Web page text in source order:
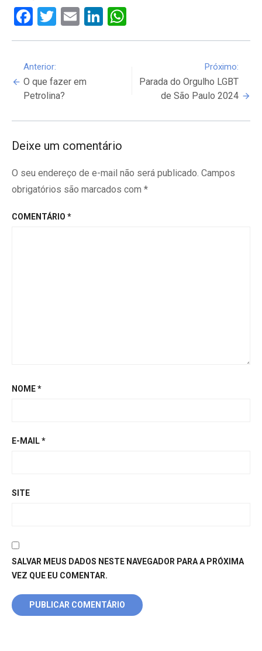
Facebook
Twitter
EmailLinkedIn
Continue
Reading
Anterior:
O que fazer em
Petrolina?
Próximo:
Parada do Orgulho LGBT
de São Paulo 2024
Deixe um comentário
O seu endereço de e-mail não será publicado. Campos
obrigatórios são marcados com *
COMENTÁRIO *
NOME*
E-MAIL*
SITE
SALVAR MEUS DADOS NESTE NAVEGADOR PARA A PRÓXIMA
VEZ QUE EU COMENTAR.